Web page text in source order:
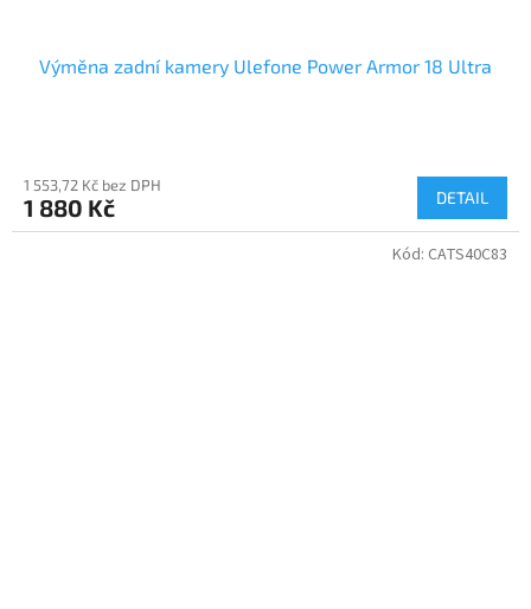
Výměna zadní kamery Ulefone Power Armor 18 Ultra
1 553,72 Kč bez DPH
1 880 Kč DETAIL
Kód: CATS40C83